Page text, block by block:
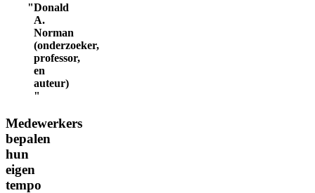
Donald
A.
Norman
(onderzoeker,
professor,
en
auteur)
Medewerkers
bepalen
hun
eigen
tempo